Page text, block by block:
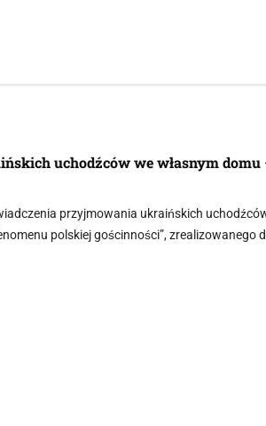
uchodźców we własnym domu
przyjmowania ukraińskich
polskiej gościnności”, zrealizowanego